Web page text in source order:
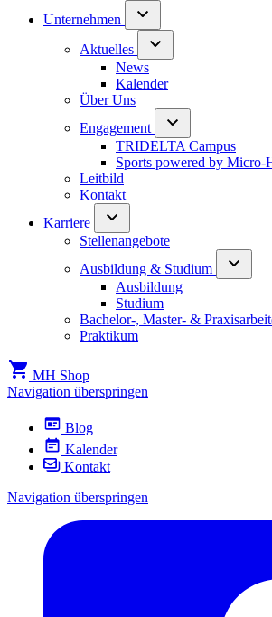
Unternehmen
Aktuelles
News
Kalender
Über Uns
Engagement
TRIDELTA Campus
Sports powered by Micro-
Leitbild
Kontakt
Karriere
Stellenangebote
Ausbildung & Studium
Ausbildung
Studium
Bachelor-, Master- &
Praktikum
MH Shop
Navigation überspringen
Blog
Kalender
Kontakt
Navigation überspringen